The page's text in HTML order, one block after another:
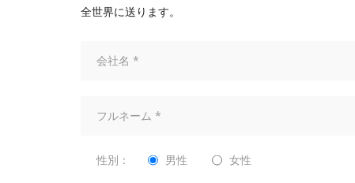
全世界に送ります。
性別： 男性 女性